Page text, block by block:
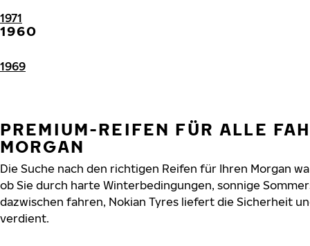
1971
1960
1969
PREMIUM-REIFEN FÜR ALLE
MORGAN
Die Suche nach den richtigen Reifen für Ihren Morgan
ob Sie durch harte Winterbedingungen, sonnige
dazwischen fahren, Nokian Tyres liefert die Sicherheit
verdient.